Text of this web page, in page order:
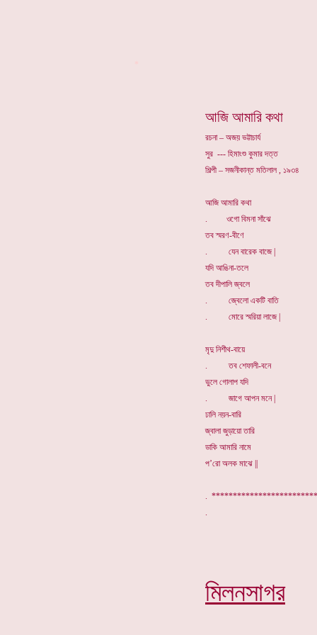
আজি আমারি কথা
রচনা – অজয় ভট্টাচার্য
সুর --- হিমাংশু কুমার দত্ত
শিল্পী – সজনীকান্ত মতিলাল , ১৯৩৪
আজি আমারি কথা
. ওগো বিমনা সাঁঝে
তব স্মরণ-বীণে
. যেন বারেক বাজে |
যদি আঙিনা-তলে
তব দীপালি জ্বলে
. জ্বেলো একটি বাতি
. মোরে স্মরিয়া লাজে |
মৃদু নিশীথ-বায়ে
. তব শেফালী-বনে
ভুলে গোলাপ যদি
. জাগে আপন মনে |
ঢালি নয়ন-বারি
জ্বালা জুড়ায়ো তারি
ডাকি আমারি নামে
প’রো অলক মাঝে ||
.
মিলনসাগর